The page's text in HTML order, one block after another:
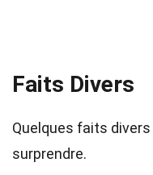
Faits Divers
Quelques faits
surprendre.